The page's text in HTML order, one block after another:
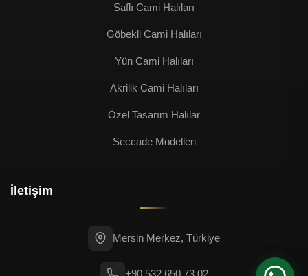
Saflı Cami Halıları
Göbekli Cami Halıları
Yün Cami Halıları
Akrilik Cami Halıları
Özel Tasarım Halılar
Seccade Modelleri
İletişim
Mersin Merkez, Türkiye
+90 532 650 73 02